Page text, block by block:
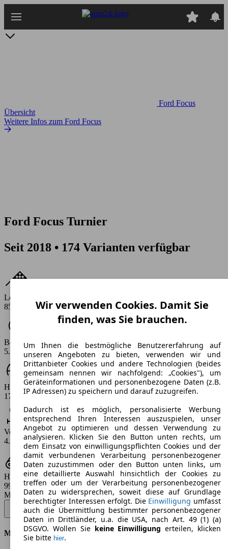
Hauptinhalt
Ford Focus
Übersicht
Weitere Infos zum Ford Focus
Ford Focus Turnier
Seit 2018 • 174 Varianten verfügbar
Leistung
85 - 280 PS
Beschleunigung (0-100 km/h)
5.8 - 13.9 s
Höchstgeschwindigkeit (km/h)
175 - 250 km/h
Verbrauch
4.7 - 11.6 l/100km
Hubraum
998 - 2261 ccm
Modellbezeichnung:
Focus Turnier 1.0 EcoBoost Hybrid TITANIUM EDITION - 92 KW (125
PS) (Seit 2024/07)▼
Motor & Leistung
Wir verwenden Cookies. Damit Sie
finden, was Sie brauchen.
Um Ihnen die bestmögliche Benutzererfahrung auf
unseren Angeboten zu bieten, verwenden wir und
Drittanbieter Cookies und andere Technologien (beides
gemeinsam nennen wir nachfolgend: „Cookies"), um
Geräteinformationen und personenbezogene Daten (z.B.
IP Adressen) zu speichern und darauf zuzugreifen.
Dadurch ist es möglich, personalisierte Werbung
entsprechend Ihren Interessen auszuspielen, unser
Angebot zu optimieren und dessen Verwendung zu
analysieren. Klicken Sie den Button unten rechts, um
dem Einsatz von einwilligungspflichten Cookies und der
damit verbundenen Verarbeitung personenbezogener
Daten zuzustimmen oder den Button unten links, um
eine detaillierte Auswahl hinsichtlich der Cookies zu
treffen oder um der Verarbeitung personenbezogener
Daten zu widersprechen, soweit diese auf Grundlage
berechtigter Interessen erfolgt. Die Einwilligung umfasst
auch die Übermittlung bestimmter personenbezogener
Daten in Drittländer, u.a. die USA, nach Art. 49 (1) (a)
DSGVO. Wollen Sie keine Einwilligung erteilen, klicken
Sie bitte hier.